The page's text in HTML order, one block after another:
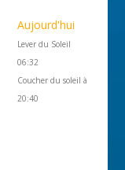
Aujourd'hui
Lever du Soleil
06:32
Coucher du soleil à
20:40